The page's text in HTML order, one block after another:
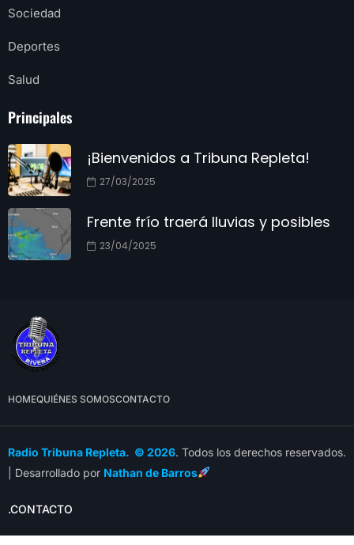
Sociedad
Deportes
Salud
Principales
¡Bienvenidos a Tribuna Repleta!
27/03/2025
Frente frío traerá lluvias y posibles
23/04/2025
HOMEQUIÉNES SOMOSCONTACTO
Radio Tribuna Repleta. © 2026. Todos los derechos reservados.
| Desarrollado por Nathan de Barros
.CONTACTO